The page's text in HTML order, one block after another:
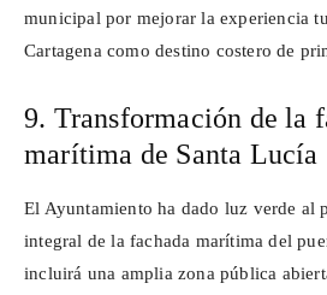
municipal por mejorar la experiencia
Cartagena como destino costero de
9. Transformación de la
marítima de Santa Lucía
El Ayuntamiento ha dado luz verde al
integral de la fachada marítima del
incluirá una amplia zona pública